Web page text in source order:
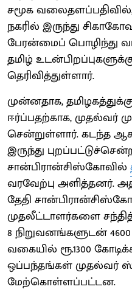
சமூக
நகரில் இருந்து
பேரன்மைப் பொழிந்து
தமிழ்
தெரிவித்துள்ளார்.
முன்னதாக,
ஈர்ப்பதற்காக, முதல்வர்
சென்றுள்ளார். கடந்த
இருந்து
சான்பிரான்சிஸ்கோவில்
வரவேற்பு அளித்தனர்.
தேதி
முதலீட்டாளர்களை
8 நிறுவனங்களுடன்
வகையில் ரூ.1300
ஒப்பந்தங்கள் முதல்வர்
மேற்கொள்ளப்பட்டன.